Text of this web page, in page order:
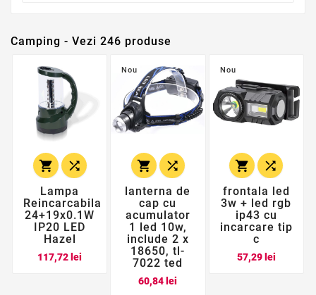
Camping - Vezi 246 produse
 
Lampa
Reincarcabila
24+19x0.1W
IP20 LED
Hazel
117,72 lei
Nou
 
lanterna de
cap cu
acumulator
1 led 10w,
include 2 x
18650, tl-
7022 ted
60,84 lei
Nou
 
frontala led
3w + led rgb
ip43 cu
incarcare tip
c
57,29 leiPret